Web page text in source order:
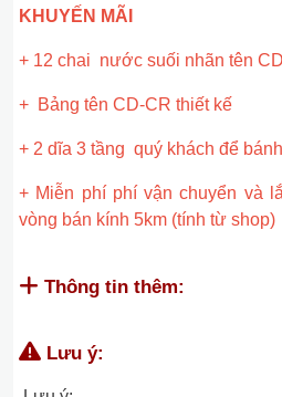
KHUYẾN MÃI
+ 12 chai nước suối nhãn tên
+ Bảng tên CD-CR thiết kế
+ 2 dĩa 3 tầng quý khách để
+ Miễn phí phí vận chuyển và
vòng bán kính 5km (tính từ shop)
Thông tin thêm:
Lưu ý: